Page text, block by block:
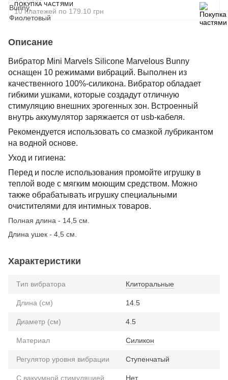
ПОКУПКА ЧАСТЯМИ
10 платежей по 179.10 грн
Описание
Вибратор Mini Marvels Silicone Marvelous Bunny
оснащен 10 режимами вибраций. Выполнен из
качественного 100%-силикона. Вибратор обладает
гибкими ушками, которые создадут отличную
стимуляцию внешних эрогенных зон. Встроенный
внутрь аккумулятор заряжается от usb-кабеля.
Рекомендуется использовать со смазкой лубрикантом
на водной основе.
Уход и гигиена:
Перед и после использования промойте игрушку в
теплой воде с мягким моющим средством. Можно
также обрабатывать игрушку специальными
очистителями для интимных товаров.
Полная длина - 14,5 см.
Длина ушек - 4,5 см.
Характеристики
Тип вибратора Клиторальные
Длина (см) 14.5
Диаметр (см) 4.5
Материал Силикон
Регулятор уровня вибрации Ступенчатый
С вакуумной стимуляцией Нет